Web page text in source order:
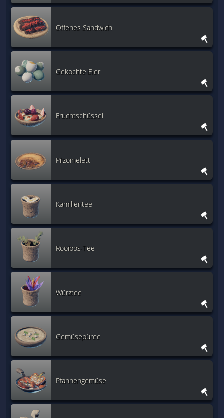
Offenes Sandwich
Gekochte Eier
Fruchtschüssel
Pilzomelett
Kamillentee
Rooibos-Tee
Würztee
Gemüsepüree
Pfannengemüse